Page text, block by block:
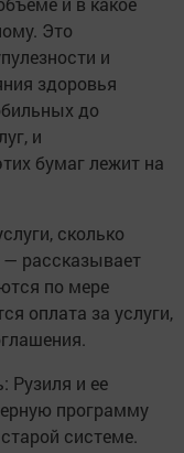
Это
и
здоровья
до
и
бумаг лежит на
сколько
рассказывает
по мере
оплата за услуги,
Рузиля и ее
программу
системе.